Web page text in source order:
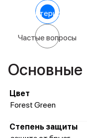
Характеристики
Частые вопросы
Основные
Цвет
Forest Green
Степень защиты